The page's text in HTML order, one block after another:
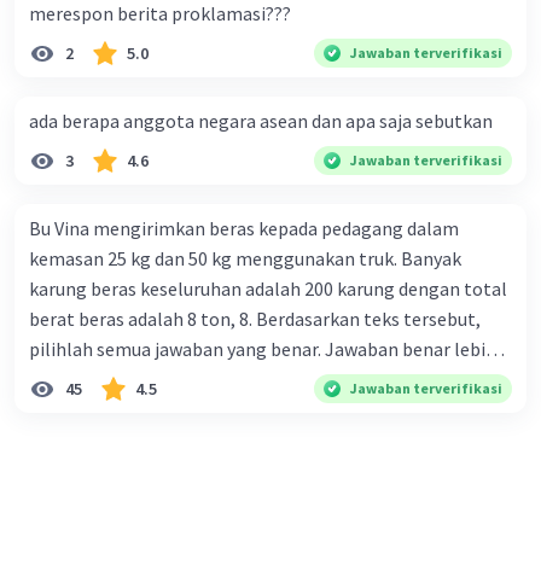
merespon berita proklamasi???
2 5.0 Jawaban terverifikasi
ada berapa anggota negara asean dan apa saja sebutkan
3 4.6 Jawaban terverifikasi
Bu Vina mengirimkan beras kepada pedagang dalam
kemasan 25 kg dan 50 kg menggunakan truk. Banyak
karung beras keseluruhan adalah 200 karung dengan total
berat beras adalah 8 ton, 8. Berdasarkan teks tersebut,
pilihlah semua jawaban yang benar. Jawaban benar lebih
dari satu. Banyak karung beras kemasan 25 kg adalah 50
buah. Banyak karung beras kemasan 50 kg adalah 150
45 4.5 Jawaban terverifikasi